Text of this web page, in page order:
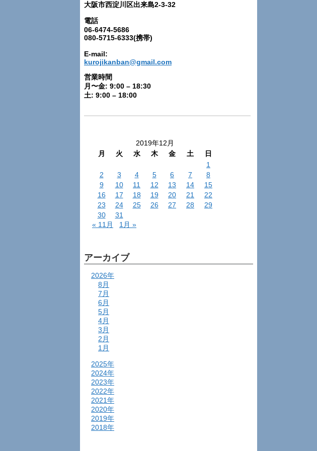
大阪市西淀川区出来島2-3-32
電話
06-6474-5686
080-5715-6333(携帯)
E-mail:
kurojikanban@gmail.com
営業時間
月〜金: 9:00 – 18:30
土: 9:00 – 18:00
2019年12月
月
火 水 木 金 土
日
1
2
3 4 5 6 7
8
9
10 11 12 13 14
15
16
17 18 19 20 21
22
23
24 25 26 27 28
29
30
31
« 11月
1月 »
アーカイブ
2026年
8月
7月
6月
5月
4月
3月
2月
1月
2025年
2024年
2023年
2022年
2021年
2020年
2019年
2018年